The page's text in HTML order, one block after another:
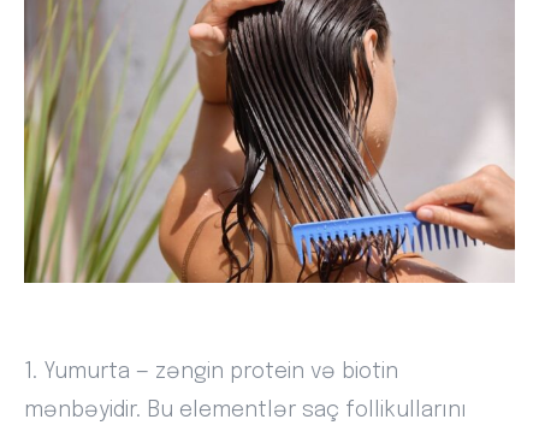
1. Yumurta — zəngin protein və biotin
mənbəyidir. Bu elementlər saç follikullarını